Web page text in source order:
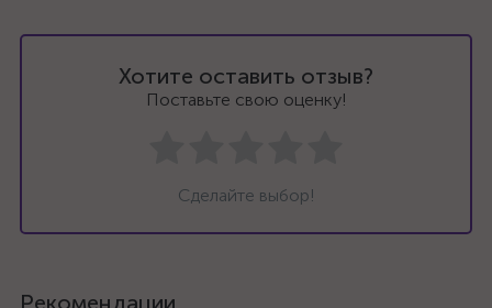
Хотите оставить отзыв?
Поставьте свою оценку!
Сделайте выбор!
Рекомендации